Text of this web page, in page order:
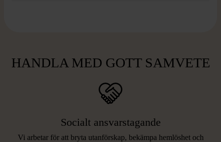
HANDLA MED GOTT SAMVETE
Socialt ansvarstagande
Vi arbetar för att bryta utanförskap, bekämpa hemlöshet och